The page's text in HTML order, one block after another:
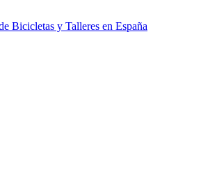
Bicicletas y Talleres en España